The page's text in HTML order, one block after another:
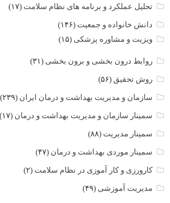
تحلیل عملکرد و برنامه های نظام سلامت(۱۷)
دانش خانواده و جمعیت(۱۴۶)
ویزیت و مشاوره پزشکی (۱۵)
روابط درون بخشی و برون بخشی (۳۱)
روش تحقیق(۵۶)
سازمان و مدیریت بهداشت و درمان ایران (۲۳۹)
سمینار سازمان و مدیریت بهداشت و درمان (۱۷)
سمینار مدیریت(۸۸)
سمینار موردی بهداشت و درمان (۴۷)
کارورزی و کار آموزی در نظام سلامت(۲)
مدیریت آموزشی (۴۹)